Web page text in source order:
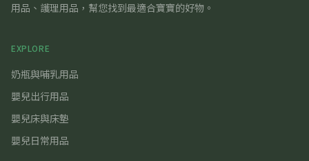
用品、護理用品，幫您找到最適合寶寶的好物。
EXPLORE
奶瓶與哺乳用品
嬰兒出行用品
嬰兒床與床墊
嬰兒日常用品